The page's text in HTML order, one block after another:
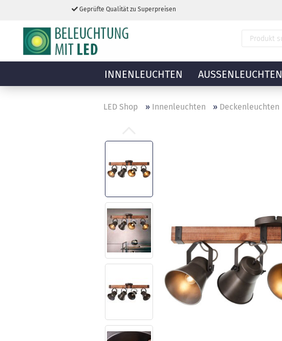
Geprüfte Qualität zu Superpreisen
INNENLEUCHTEN AUSSENLEUCHTEN
LED Shop » Innenleuchten » Deckenleuchten